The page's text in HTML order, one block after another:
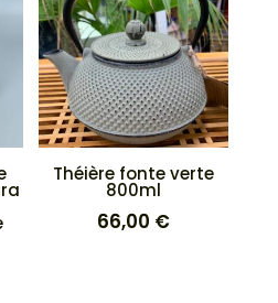
Théière fonte verte
800ml
66,00 €